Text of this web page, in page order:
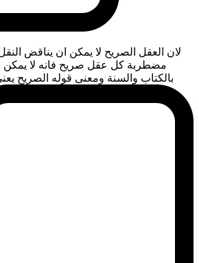
لان العقل الصريح لا يمكن ان يناقض
مضطربة كل عقل صريح فانه لا يمكن
بالكتاب والسنة ومعنى قوله الصريح